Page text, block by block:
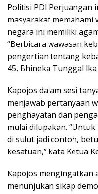
Politisi PDI Perjuangan
masyarakat memahami
negara ini memiliki
“Berbicara wawasan
pengertian tentang
45, Bhineka Tunggal lka
Kapojos dalam sesi
menjawab pertanyaan
penghayatan dan
mulai dilupakan.
di sulut jadi contoh,
kesatuan,” kata Ketua
Kapojos mengingatkan
menunjukan sikap